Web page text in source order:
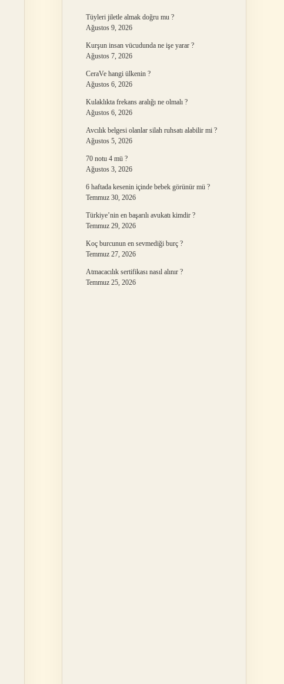
Tüyleri jiletle almak doğru mu ?
Ağustos 9, 2026
Kurşun insan vücudunda ne işe yarar ?
Ağustos 7, 2026
CeraVe hangi ülkenin ?
Ağustos 6, 2026
Kulaklıkta frekans aralığı ne olmalı ?
Ağustos 6, 2026
Avcılık belgesi olanlar silah ruhsatı alabilir mi ?
Ağustos 5, 2026
70 notu 4 mü ?
Ağustos 3, 2026
6 haftada kesenin içinde bebek görünür mü ?
Temmuz 30, 2026
Türkiye’nin en başarılı avukatı kimdir ?
Temmuz 29, 2026
Koç burcunun en sevmediği burç ?
Temmuz 27, 2026
Atmacacılık sertifikası nasıl alınır ?
Temmuz 25, 2026